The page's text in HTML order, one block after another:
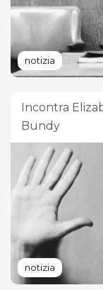
notizia
Incontra
Bundy
notizia